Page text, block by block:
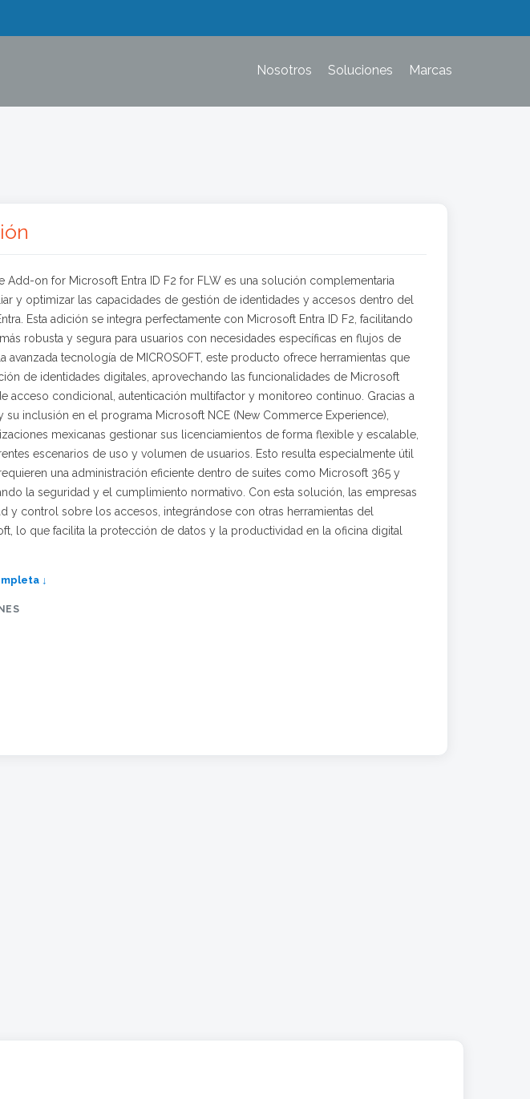
Marcas
Soluciones
Nosotros
Add-on for Microsoft Entra ID F2 for FLW es una solución complementaria
y optimizar las capacidades de gestión de identidades y accesos dentro del
Esta adición se integra perfectamente con Microsoft Entra ID F2, facilitando
robusta y segura para usuarios con necesidades específicas en flujos de
avanzada tecnología de MICROSOFT, este producto ofrece herramientas que
de identidades digitales, aprovechando las funcionalidades de Microsoft
acceso condicional, autenticación multifactor y monitoreo continuo. Gracias a
su inclusión en el programa Microsoft NCE (New Commerce Experience),
mexicanas gestionar sus licenciamientos de forma flexible y escalable,
escenarios de uso y volumen de usuarios. Esto resulta especialmente útil
una administración eficiente dentro de suites como Microsoft 365 y
la seguridad y el cumplimiento normativo. Con esta solución, las empresas
y control sobre los accesos, integrándose con otras herramientas del
lo que facilita la protección de datos y la productividad en la oficina digital
↓